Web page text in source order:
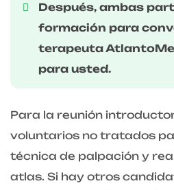
Después, ambas
formación para
terapeuta
para usted.
Para la reunión
voluntarios no tratados
técnica de palpación y
atlas. Si hay otros